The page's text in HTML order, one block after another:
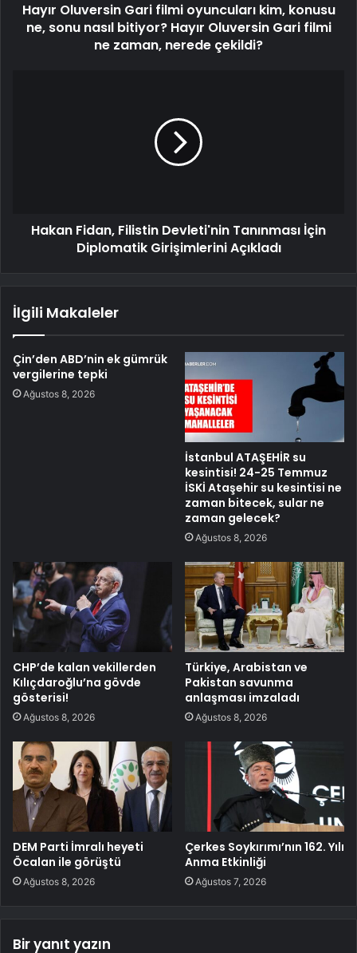
Hayır Oluversin Gari filmi oyuncuları kim, konusu
ne, sonu nasıl bitiyor? Hayır Oluversin Gari filmi
ne zaman, nerede çekildi?
Hakan Fidan, Filistin Devleti'nin Tanınması İçin
Diplomatik Girişimlerini Açıkladı
İlgili Makaleler
Çin’den ABD’nin ek gümrük
vergilerine tepki
Ağustos 8, 2026
İstanbul ATAŞEHİR su
kesintisi! 24-25 Temmuz
İSKİ Ataşehir su kesintisi ne
zaman bitecek, sular ne
zaman gelecek?
Ağustos 8, 2026
CHP’de kalan vekillerden
Kılıçdaroğlu’na gövde
gösterisi!
Ağustos 8, 2026
Türkiye, Arabistan ve
Pakistan savunma
anlaşması imzaladı
Ağustos 8, 2026
DEM Parti İmralı heyeti
Öcalan ile görüştü
Ağustos 8, 2026
Çerkes Soykırımı’nın 162. Yılı
Anma Etkinliği
Ağustos 7, 2026
Bir yanıt yazın